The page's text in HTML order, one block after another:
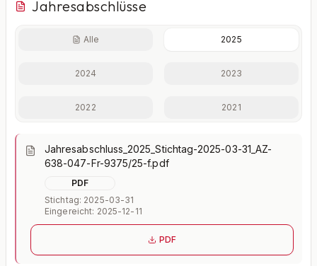
Jederzeit monatlich kündbar.
Jahresabschlüsse
Alle 2025
2024 2023
2022 2021
Jahresabschluss_2025_Stichtag-2025-03-31_AZ-
638-047-Fr-9375/25-f.pdf
PDF
Stichtag: 2025-03-31
Eingereicht: 2025-12-11
PDF